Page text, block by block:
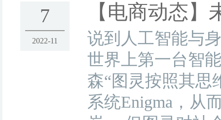
7
2022-11
【电商动态】
说到人工智能与
世界上第一台智
森“图灵按照其思
系统Enigma，从